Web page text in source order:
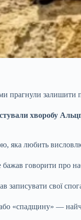
прагнули залишити
хворобу
яка любить
говорити про
записувати свої
«спадщину» —